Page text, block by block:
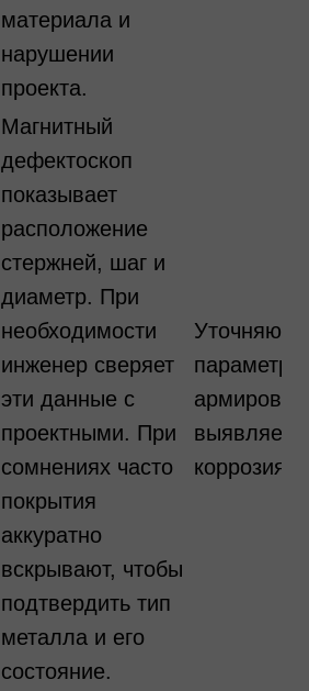
материала и
нарушении
проекта.
Магнитный
дефектоскоп
показывает
расположение
стержней, шаг и
диаметр. При
необходимости
инженер сверяет
эти данные с
проектными. При
сомнениях часто
покрытия
аккуратно
вскрывают, чтобы
подтвердить тип
металла и его
состояние.
параметры
коррозия.